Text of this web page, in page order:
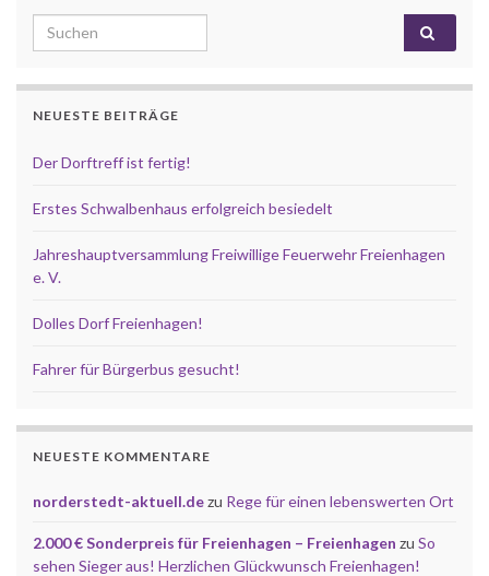
Search for:
NEUESTE BEITRÄGE
Der Dorftreff ist fertig!
Erstes Schwalbenhaus erfolgreich besiedelt
Jahreshauptversammlung Freiwillige Feuerwehr Freienhagen
e. V.
Dolles Dorf Freienhagen!
Fahrer für Bürgerbus gesucht!
NEUESTE KOMMENTARE
norderstedt-aktuell.dezu Rege für einen lebenswerten Ort
2.000 € Sonderpreis für Freienhagen – Freienhagen zu So
sehen Sieger aus! Herzlichen Glückwunsch Freienhagen!